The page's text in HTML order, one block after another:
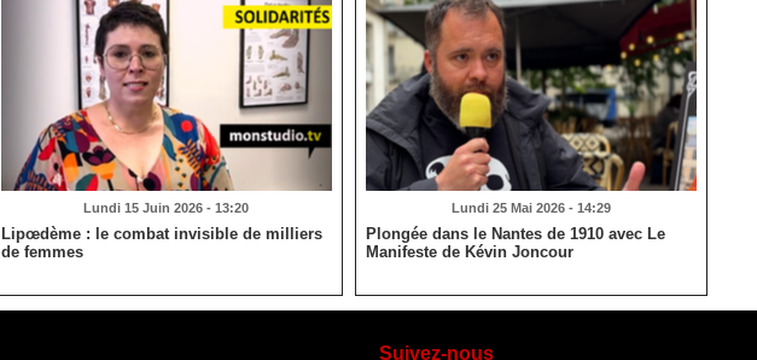
Lundi 15 Juin 2026 - 13:20
Lipœdème : le combat invisible de milliers
de femmes
Lundi 25 Mai 2026 - 14:29
Plongée dans le Nantes de 1910 avec Le
Manifeste de Kévin Joncour
Suivez-nous